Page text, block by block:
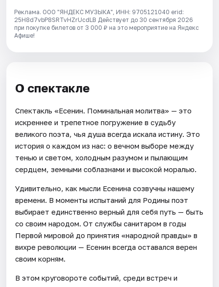
Реклама. ООО "ЯНДЕКС МУЗЫКА", ИНН: 9705121040 erid:
25H8d7vbP8SRTvHZrUcdLB Действует до 30 сентября 2026
при покупке билетов от 3 000 ₽ на это мероприятие на Яндекс
Афише!
О спектакле
Спектакль «Есенин. Поминальная молитва» — это
искреннее и трепетное погружение в судьбу
великого поэта, чья душа всегда искала истину. Это
история о каждом из нас: о вечном выборе между
тенью и светом, холодным разумом и пылающим
сердцем, земными соблазнами и высокой моралью.
Удивительно, как мысли Есенина созвучны нашему
времени. В моменты испытаний для Родины поэт
выбирает единственно верный для себя путь — быть
со своим народом. От службы санитаром в годы
Первой мировой до принятия «народной правды» в
вихре революции — Есенин всегда оставался верен
своим корням.
В этом круговороте событий, среди встреч и